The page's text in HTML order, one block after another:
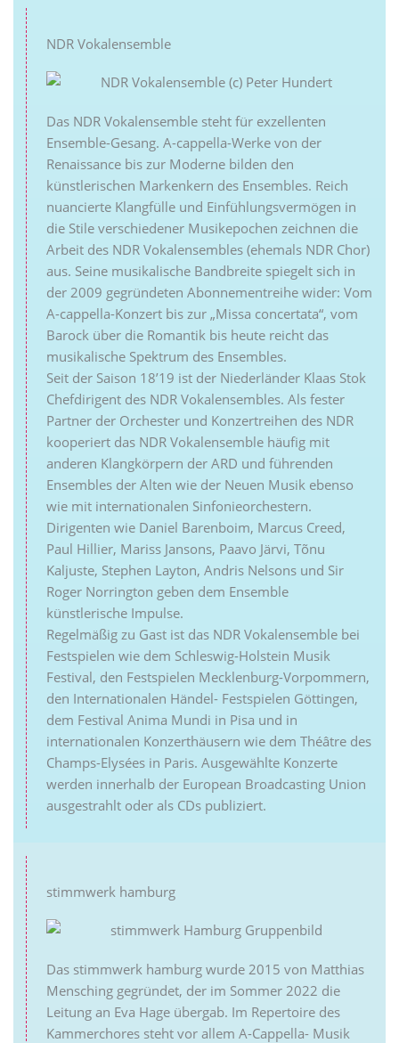
NDR Vokalensemble
Das NDR Vokalensemble steht für exzellenten
Ensemble-Gesang. A-cappella-Werke von der
Renaissance bis zur Moderne bilden den
künstlerischen Markenkern des Ensembles. Reich
nuancierte Klangfülle und Einfühlungsvermögen in
die Stile verschiedener Musikepochen zeichnen die
Arbeit des NDR Vokalensembles (ehemals NDR Chor)
aus. Seine musikalische Bandbreite spiegelt sich in
der 2009 gegründeten Abonnementreihe wider: Vom
A-cappella-Konzert bis zur „Missa concertata“, vom
Barock über die Romantik bis heute reicht das
musikalische Spektrum des Ensembles.
Seit der Saison 18’19 ist der Niederländer Klaas Stok
Chefdirigent des NDR Vokalensembles. Als fester
Partner der Orchester und Konzertreihen des NDR
kooperiert das NDR Vokalensemble häufig mit
anderen Klangkörpern der ARD und führenden
Ensembles der Alten wie der Neuen Musik ebenso
wie mit internationalen Sinfonieorchestern.
Dirigenten wie Daniel Barenboim, Marcus Creed,
Paul Hillier, Mariss Jansons, Paavo Järvi, Tõnu
Kaljuste, Stephen Layton, Andris Nelsons und Sir
Roger Norrington geben dem Ensemble
künstlerische Impulse.
Regelmäßig zu Gast ist das NDR Vokalensemble bei
Festspielen wie dem Schleswig-Holstein Musik
Festival, den Festspielen Mecklenburg-Vorpommern,
den Internationalen Händel- Festspielen Göttingen,
dem Festival Anima Mundi in Pisa und in
internationalen Konzerthäusern wie dem Théâtre des
Champs-Elysées in Paris. Ausgewählte Konzerte
werden innerhalb der European Broadcasting Union
ausgestrahlt oder als CDs publiziert.
stimmwerk hamburg
Das stimmwerk hamburg wurde 2015 von Matthias
Mensching gegründet, der im Sommer 2022 die
Leitung an Eva Hage übergab. Im Repertoire des
Kammerchores steht vor allem A-Cappella- Musik